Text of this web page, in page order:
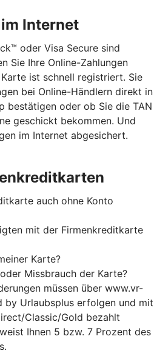
Internet
oder Visa Secure sind
Sie Ihre Online-Zahlungen
ist schnell registriert. Sie
bei Online-Händlern direkt in
bestätigen oder ob Sie die TAN
geschickt bekommen. Und
im Internet abgesichert.
auch ohne Konto
mit der Firmenkreditkarte
Karte?
Missbrauch der Karte?
müssen über www.vr-
by Urlaubsplus erfolgen und mit
Classic/Gold bezahlt
Ihnen 5 bzw. 7 Prozent des